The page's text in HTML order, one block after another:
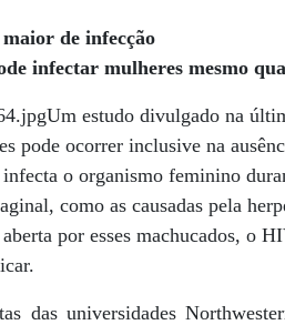
de infecção
infectar mulheres mesmo
Um estudo divulgado na
pode ocorrer inclusive na
o organismo feminino
como as causadas pela
por esses machucados, o
das universidades